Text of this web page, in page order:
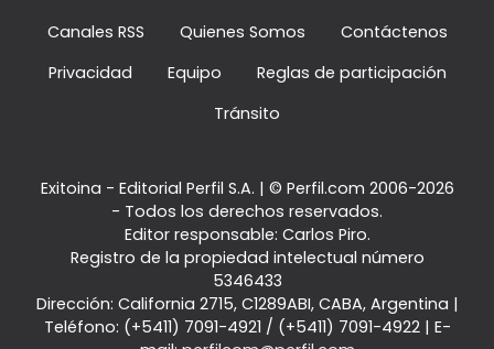
Canales RSS Quienes Somos
Contáctenos
Privacidad
Equipo
Reglas de participación
Tránsito
Exitoina - Editorial Perfil S.A. | © Perfil.com 2006-2026
- Todos los derechos reservados.
Editor responsable: Carlos Piro.
Registro de la propiedad intelectual número
5346433
Dirección: California 2715, C1289ABI, CABA, Argentina |
Teléfono: (+5411) 7091-4921 / (+5411) 7091-4922| E-